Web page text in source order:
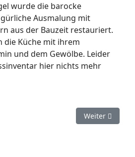
wurde die barocke
Ausmalung mit
aus der Bauzeit restauriert.
die Küche mit ihrem
und dem Gewölbe. Leider
hier nichts mehr
Wasserbecken und
Nächster
Weiter